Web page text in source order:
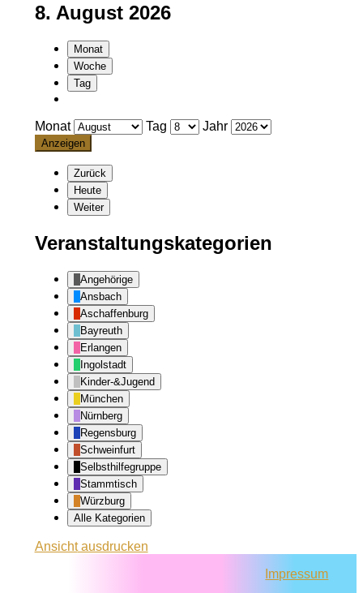
8. August 2026
Monat
Woche
Tag
Monat Tag Jahr
Zurück
Heute
Weiter
Veranstaltungskategorien
Angehörige
Ansbach
Aschaffenburg
Bayreuth
Erlangen
Ingolstadt
Kinder-&Jugend
München
Nürnberg
Regensburg
Schweinfurt
Selbsthilfegruppe
Stammtisch
Würzburg
Alle Kategorien
Ansichtausdrucken
Impressum